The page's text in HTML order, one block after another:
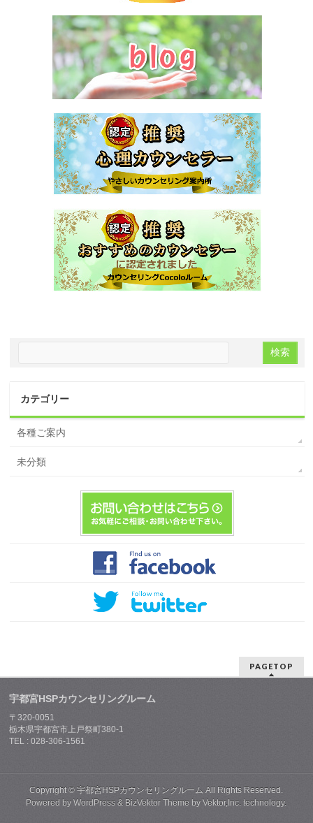
カテゴリー
各種ご案内
未分類
PAGETOP
宇都宮HSPカウンセリングルーム
〒320-0051
栃木県宇都宮市上戸祭町380-1
TEL : 028-306-1561
Copyright ©宇都宮HSPカウンセリングルーム All Rights Reserved.
Powered byWordPress & BizVektor Theme byVektor,Inc. technology.